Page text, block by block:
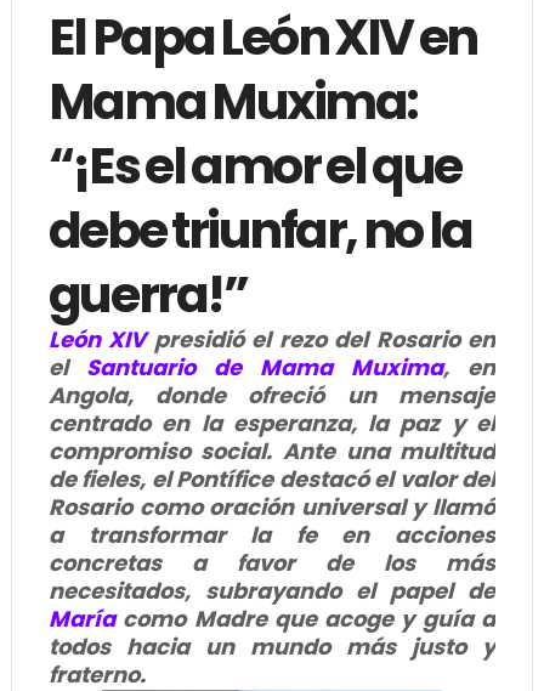
El Papa León XIV en
Mama Muxima:
“¡Es el amor el que
debe triunfar, no la
guerra!”
León XIVpresidió el rezo del Rosario en
el Santuario de Mama Muxima, en
Angola, donde ofreció un mensaje
centrado en la esperanza, la paz y el
compromiso social. Ante una multitud
de fieles, el Pontífice destacó el valor del
Rosario como oración universal y llamó
a transformar la fe en acciones
concretas a favor de los más
necesitados, subrayando el papel de
Maríacomo Madre que acoge y guía a
todos hacia un mundo más justo y
fraterno.